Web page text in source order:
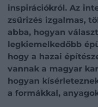
inspirációkról. Az
zsűrizés izgalmas,
abba, hogyan
legkiemelkedőbb
hogy a hazai
vannak a magyar
hogyan
a formákkal,